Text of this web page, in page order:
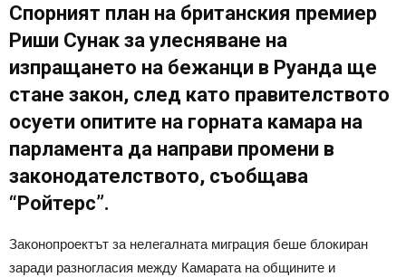
Спорният план на британския премиер
Риши Сунак за улесняване на
изпращането на бежанци в Руанда ще
стане закон, след като правителството
осуети опитите на горната камара на
парламента да направи промени в
законодателството, съобщава
“Ройтерс”.
Законопроектът за нелегалната миграция беше блокиран
заради разногласия между Камарата на общините и